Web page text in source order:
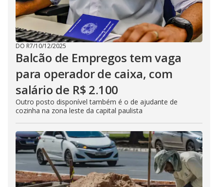
DO R7/10/12/2025
Balcão de Empregos tem vaga
para operador de caixa, com
salário de R$ 2.100
Outro posto disponível também é o de ajudante de
cozinha na zona leste da capital paulista